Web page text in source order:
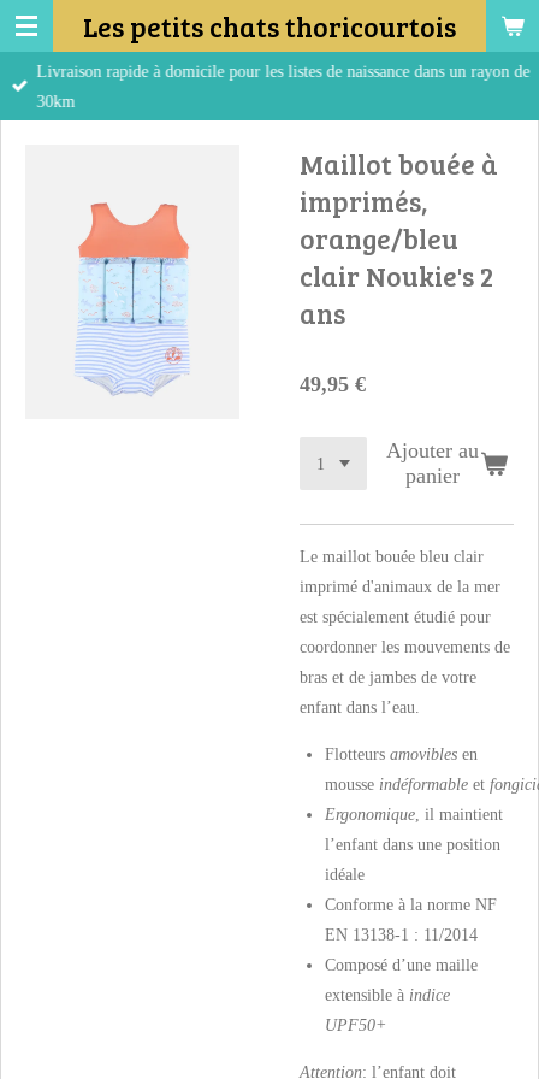
Passer
au
contenu
Les petits chats thoricourtois
Livraison rapide à domicile pour les listes de naissance dans un rayon de
30km
Maillot bouée à
imprimés,
orange/bleu
clair Noukie's 2
ans
49,95 €
Ajouter au
panier
Le maillot bouée bleu clair
imprimé d'animaux de la mer
est spécialement étudié pour
coordonner les mouvements de
bras et de jambes de votre
enfant dans l’eau.
Flotteurs amovibles en
mousse indéformable et
Ergonomique, il maintient
l’enfant dans une position
idéale
Conforme à la norme NF
EN 13138-1 : 11/2014
Composé d’une maille
extensible à indice
UPF50+
Attention: l’enfant doit